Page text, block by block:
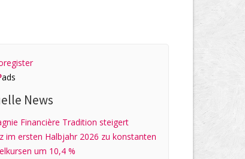
ads
News
Financière Tradition steigert
im ersten Halbjahr 2026 zu konstanten
um 10,4 %